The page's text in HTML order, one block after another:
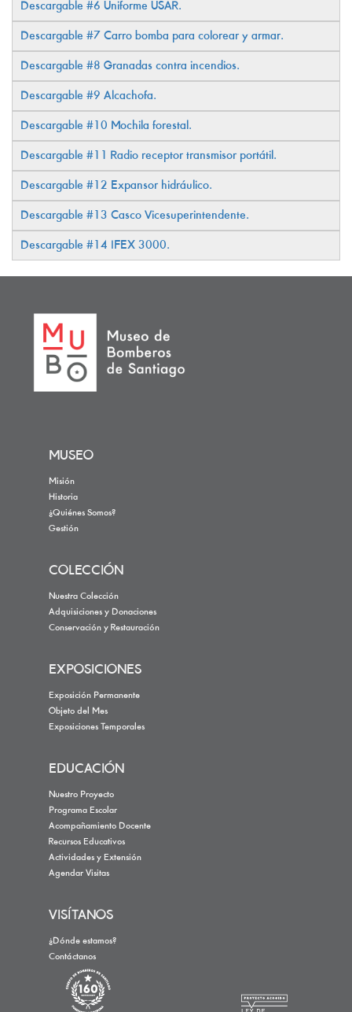
Descargable #6 Uniforme USAR.
Descargable #7 Carro bomba para colorear y armar.
Descargable #8 Granadas contra incendios.
Descargable #9 Alcachofa.
Descargable #10 Mochila forestal.
Descargable #11 Radio receptor transmisor portátil.
Descargable #12 Expansor hidráulico.
Descargable #13 Casco Vicesuperintendente.
Descargable #14 IFEX 3000.
MUSEO
Misión
Historia
¿Quiénes Somos?
Gestión
COLECCIÓN
Nuestra Colección
Adquisiciones y Donaciones
Conservación y Restauración
EXPOSICIONES
Exposición Permanente
Objeto del Mes
Exposiciones Temporales
EDUCACIÓN
Nuestro Proyecto
Programa Escolar
Acompañamiento Docente
Recursos Educativos
Actividades y Extensión
Agendar Visitas
VISÍTANOS
¿Dónde estamos?
Contáctanos